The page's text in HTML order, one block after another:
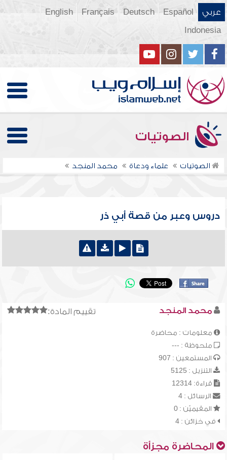
عربي Español
Deutsch
Français
English
Indonesia
الصوتيات
الصوتيات علماء ودعاة محمد المنجد
دروس وعبر من قصة أبي ذر
تقييم المادة: محمد المنجد
معلومات : محاضرة
ملحوظة : ---
المستمعين : 907
التنزيل : 5125
قراءة: 12314
الرسائل : 4
المقيميّن : 0
في خزائن : 4
المحاضرة مجزأة